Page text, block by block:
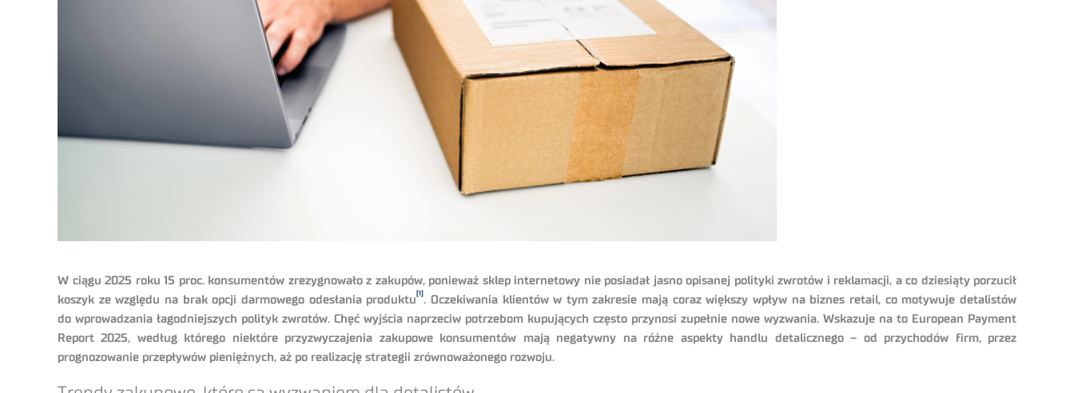
W ciągu 2025 roku 15 proc. konsumentów zrezygnowało z zakupów, ponieważ sklep internetowy nie posiadał jasno opisanej polityki zwrotów i reklamacji, a co dziesiąty porzucił
koszyk ze względu na brak opcji darmowego odesłania produktu
[1]
. Oczekiwania klientów w tym zakresie mają coraz większy wpływ na biznes retail, co motywuje detalistów
do wprowadzania łagodniejszych polityk zwrotów. Chęć wyjścia naprzeciw potrzebom kupujących często przynosi zupełnie nowe wyzwania. Wskazuje na to European Payment
Report 2025, według którego niektóre przyzwyczajenia zakupowe konsumentów mają negatywny na różne aspekty handlu detalicznego – od przychodów firm, przez
prognozowanie przepływów pieniężnych, aż po realizację strategii zrównoważonego rozwoju.